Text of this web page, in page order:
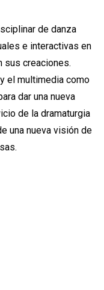
de danza
e interactivas en
sus creaciones.
el multimedia como
dar una nueva
de la dramaturgia
una nueva visión de